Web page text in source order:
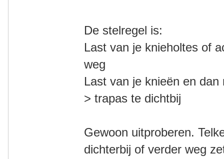
De stelregel is:
Last van je knieholtes of
weg
Last van je knieën en
> trapas te dichtbij
Gewoon uitproberen.
dichterbij of verder weg